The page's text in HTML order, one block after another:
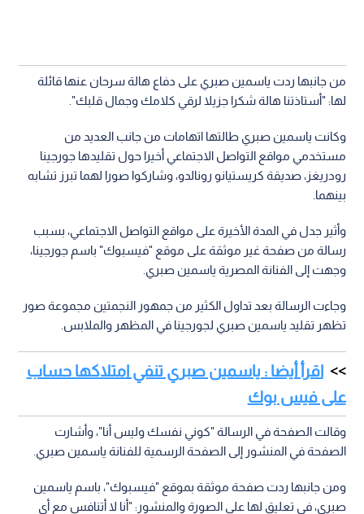
من جانبها ردت ياسمين صبري على دفاع هالة سرحان عنها قائلة
لها: "أستاذتنا هالة شكرا جزيلا لرقي كلامك وجمال قلبك".
​وكانت ياسمين صبري طالتها اتهامات من جانب العديد من
مستخدمي مواقع التواصل الاجتماعي أخيرا حول تقليدها جورجينا
رودريغز، صديقة كريستيانو رونالدو، وشاركوا صورا لهما تبرز تشابه
بينهما.
وأثير جدل في المدة الأخيرة على مواقع التواصل الاجتماعي، بسبب
رسالة من صفحة غير موثقة على موقع "فيسبوك" باسم جورجينا،
وجهت إلى الفنانة المصرية ياسمين صبري.
وجاءت الرسالة بعد تداول الكثير من جمهور النجمتين مجموعة صور
تظهر تقليد ياسمين صبري لجورجينا في المظهر والملابس.
اقرأ أيضا : ياسمين صبري تنفي امتلاكها حساب
على فيس بوك
وقالت الصفحة في الرسالة "كوني نفسك وليس أنا"، وأشارت
الصفحة في المنشور إلى الصفحة الرسمية للفنانة ياسمين صبري.
ومن جانبها ردت صفحة موثقة بموقع "فيسبوك"، باسم ياسمين
صبري، في تعليق لها على الصورة والمنشور: "أنا لا أتنافس مع أي